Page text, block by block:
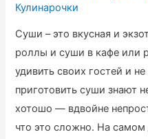
Кулинарочки
Суши – это вкусная и
роллы и суши в кафе или
удивить своих гостей и
приготовить суши знают
хотошо — вдвойне
что это сложно. На